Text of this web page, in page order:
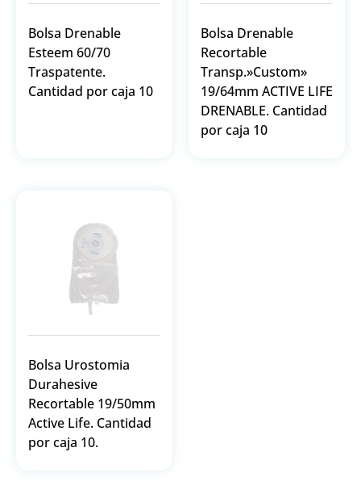
Bolsa Drenable
Esteem 60/70
Traspatente.
Cantidad por caja 10
Bolsa Drenable
Recortable
Transp.»Custom»
19/64mm ACTIVE LIFE
DRENABLE. Cantidad
por caja 10
Bolsa Urostomia
Durahesive
Recortable 19/50mm
Active Life. Cantidad
por caja 10.